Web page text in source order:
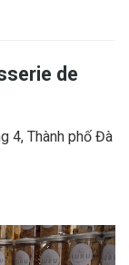
de
4, Thành phố Đà